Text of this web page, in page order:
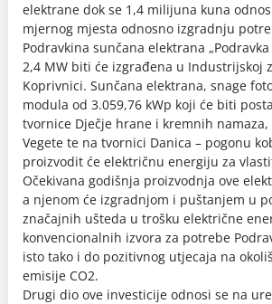
elektrane dok se 1,4 milijuna kuna
mjernog mjesta odnosno izgradnju
Podravkina sunčana elektrana „Podravka
2,4 MW biti će izgrađena u Industrijskoj
Koprivnici. Sunčana elektrana, snage
modula od 3.059,76 kWp koji će biti
tvornice Dječje hrane i kremnih
Vegete te na tvornici Danica – pogonu
proizvodit će električnu energiju za
Očekivana godišnja proizvodnja ove
a njenom će izgradnjom i puštanjem u
značajnih ušteda u trošku električne
konvencionalnih izvora za potrebe
isto tako i do pozitivnog utjecaja na
emisije CO2.
Drugi dio ove investicije odnosi se na